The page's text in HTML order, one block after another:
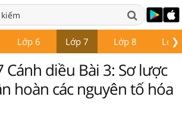
❯
Lớp 6 Lớp 7 Lớp 8 Lớp
Cánh diều Bài 3: Sơ lược
hoàn các nguyên tố hóa